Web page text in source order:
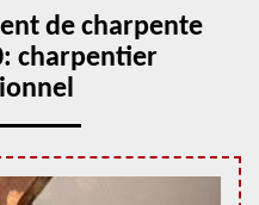
de charpente
charpentier